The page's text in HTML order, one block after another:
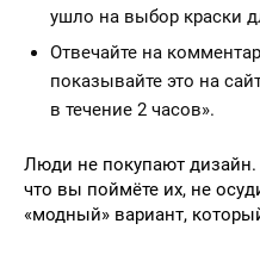
ушло на выбор краски
Отвечайте на
показывайте это на
в течение 2 часов».
Люди не покупают дизайн.
что вы поймёте их, не
«модный» вариант,